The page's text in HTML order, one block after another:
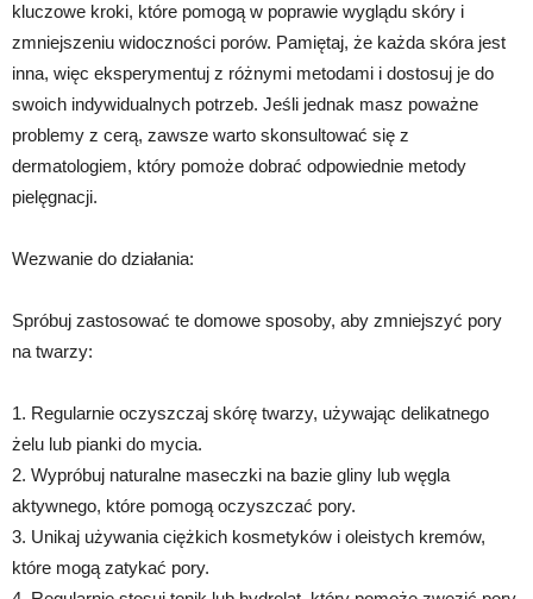
kluczowe kroki, które pomogą w poprawie wyglądu skóry i
zmniejszeniu widoczności porów. Pamiętaj, że każda skóra jest
inna, więc eksperymentuj z różnymi metodami i dostosuj je do
swoich indywidualnych potrzeb. Jeśli jednak masz poważne
problemy z cerą, zawsze warto skonsultować się z
dermatologiem, który pomoże dobrać odpowiednie metody
pielęgnacji.
Wezwanie do działania:
Spróbuj zastosować te domowe sposoby, aby zmniejszyć pory
na twarzy:
1. Regularnie oczyszczaj skórę twarzy, używając delikatnego
żelu lub pianki do mycia.
2. Wypróbuj naturalne maseczki na bazie gliny lub węgla
aktywnego, które pomogą oczyszczać pory.
3. Unikaj używania ciężkich kosmetyków i oleistych kremów,
które mogą zatykać pory.